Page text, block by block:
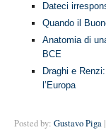
Dateci
Quando il
Anatomia di
BCE
Draghi e
l’Europa
Posted by: Gustavo Piga